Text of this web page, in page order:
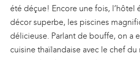
été déçue! Encore une fois, l’hôtel
décor superbe, les piscines
délicieuse. Parlant de bouffe, on a
cuisine thaïlandaise avec le chef du